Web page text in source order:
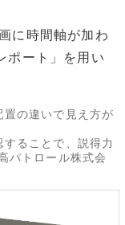
に時間軸が加わ
ポート」を用い
の違いで見え方が
ることで、説得力
パトロール株式会